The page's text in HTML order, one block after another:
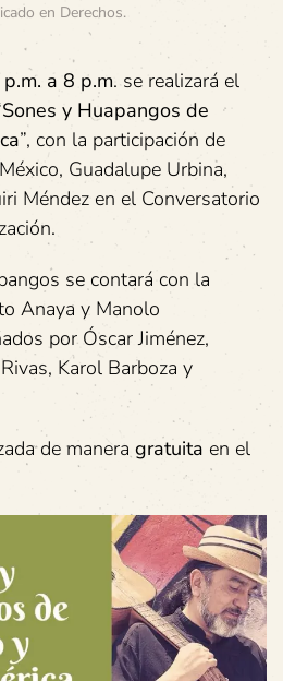
en Derechos.
a 8 p.m. se realizará el
Sones y Huapangos de
”, con la participación de
Guadalupe Urbina,
Méndez en el Conversatorio
se contará con la
Anaya y Manolo
por Óscar Jiménez,
Karol Barboza y
de manera gratuita en el